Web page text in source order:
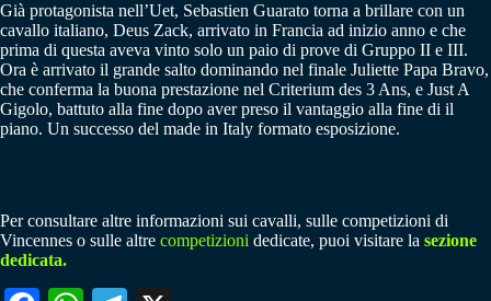
Già protagonista nell’Uet, Sebastien Guarato torna a brillare con un
cavallo italiano, Deus Zack, arrivato in Francia ad inizio anno e che
prima di questa aveva vinto solo un paio di prove di Gruppo II e III.
Ora è arrivato il grande salto dominando nel finale Juliette Papa Bravo,
che conferma la buona prestazione nel Criterium des 3 Ans, e Just A
Gigolo, battuto alla fine dopo aver preso il vantaggio alla fine di il
piano. Un successo del made in Italy formato esposizione.
Per consultare altre informazioni sui cavalli, sulle competizioni di
Vincennes o sulle altre competizioni dedicate, puoi visitare la sezione
dedicata.